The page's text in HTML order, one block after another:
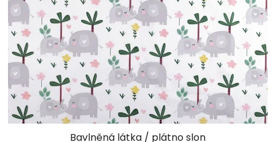
p
r
o
d
u
k
o
Bavlněná látka / plátno slon